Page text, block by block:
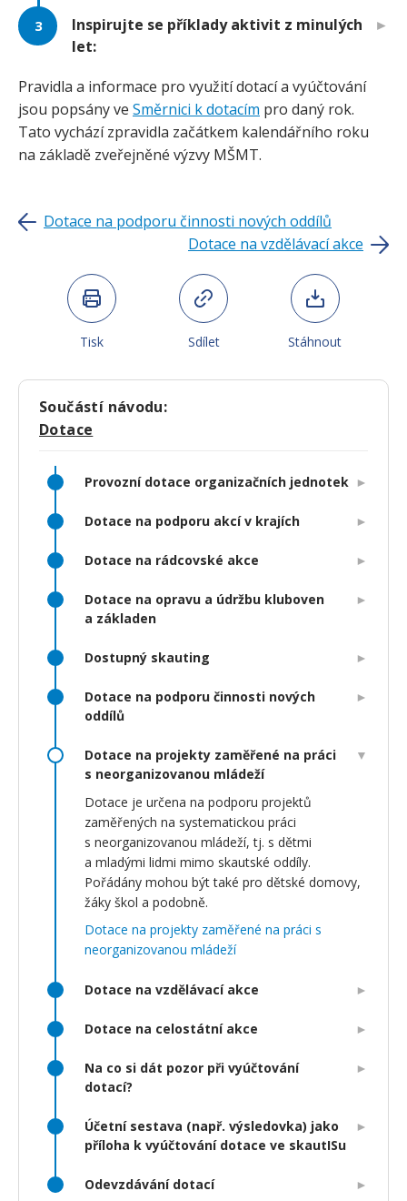
Inspirujte se příklady aktivit z minulých
let:
Pravidla a informace pro využití dotací a vyúčtování
jsou popsány ve Směrnici k dotacím pro daný rok.
Tato vychází zpravidla začátkem kalendářního roku
na základě zveřejněné výzvy MŠMT.
Dotace na podporu činnosti nových oddílů
Dotace na vzdělávací akce
Tisk Sdílet Stáhnout
Součástí návodu:
Dotace
Provozní dotace organizačních jednotek
Dotace na podporu akcí v krajích
Dotace na rádcovské akce
Dotace na opravu a údržbu kluboven
a základen
Dostupný skauting
Dotace na podporu činnosti nových
oddílů
Dotace na projekty zaměřené na práci
s neorganizovanou mládeží
Dotace je určena na podporu projektů
zaměřených na systematickou práci
s neorganizovanou mládeží, tj. s dětmi
a mladými lidmi mimo skautské oddíly.
Pořádány mohou být také pro dětské domovy,
žáky škol a podobně.
Dotace na projekty zaměřené na práci s
neorganizovanou mládeží
Dotace na vzdělávací akce
Dotace na celostátní akce
Na co si dát pozor při vyúčtování
dotací?
Účetní sestava (např. výsledovka) jako
příloha k vyúčtování dotace ve skautISu
Odevzdávání dotací